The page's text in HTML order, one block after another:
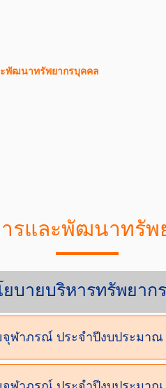
พัฒนาทรัพยากรบุคคล
รและพัฒนาทรัพ
ยบายบริหารทรัพยาก
ฬาภรณ์ ประจำปีงบประมา